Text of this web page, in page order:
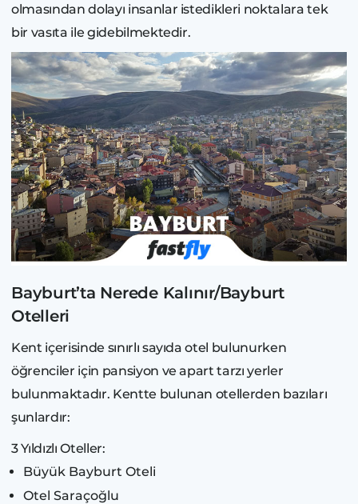
olmasından dolayı insanlar istedikleri noktalara tek
bir vasıta ile gidebilmektedir.
Bayburt’ta Nerede Kalınır/Bayburt
Otelleri
Kent içerisinde sınırlı sayıda otel bulunurken
öğrenciler için pansiyon ve apart tarzı yerler
bulunmaktadır. Kentte bulunan otellerden bazıları
şunlardır:
3 Yıldızlı Oteller:
Büyük Bayburt Oteli
Otel Saraçoğlu